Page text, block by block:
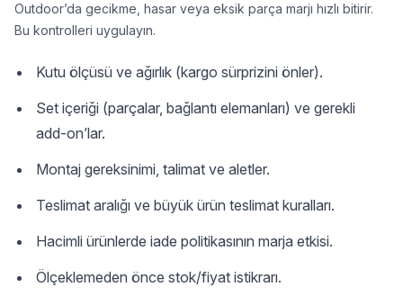
Outdoor’da gecikme, hasar veya eksik parça marjı hızlı bitirir.
Bu kontrolleri uygulayın.
Kutu ölçüsü ve ağırlık (kargo sürprizini önler).
Set içeriği (parçalar, bağlantı elemanları) ve gerekli
add-on’lar.
Montaj gereksinimi, talimat ve aletler.
Teslimat aralığı ve büyük ürün teslimat kuralları.
Hacimli ürünlerde iade politikasının marja etkisi.
Ölçeklemeden önce stok/fiyat istikrarı.